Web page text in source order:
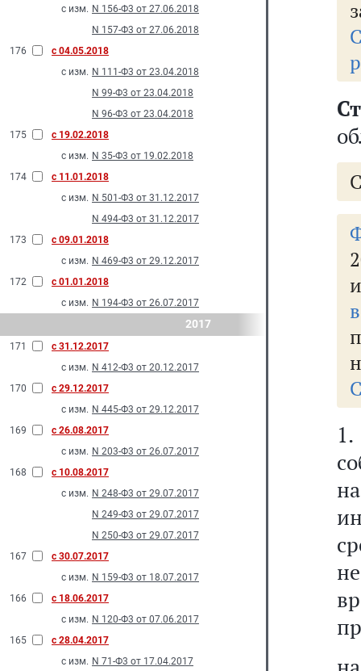
с изм. N 156-Ф3 от 27.06.2018
N 157-Ф3 от 27.06.2018
176
с 04.05.2018
с изм. N 111-Ф3 от 23.04.2018
N 99-Ф3 от 23.04.2018
N 96-Ф3 от 23.04.2018
175
с 19.02.2018
с изм. N 35-Ф3 от 19.02.2018
174
с 11.01.2018
с изм. N 501-Ф3 от 31.12.2017
N 494-Ф3 от 31.12.2017
173
с 09.01.2018
с изм. N 469-Ф3 от 29.12.2017
172
с 01.01.2018
с изм. N 194-Ф3 от 26.07.2017
2017
171
с 31.12.2017
с изм. N 412-Ф3 от 20.12.2017
170
с 29.12.2017
с изм. N 445-Ф3 от 29.12.2017
169
с 26.08.2017
с изм. N 203-Ф3 от 26.07.2017
168
с 10.08.2017
с изм. N 248-Ф3 от 29.07.2017
N 249-Ф3 от 29.07.2017
N 250-Ф3 от 29.07.2017
167
с 30.07.2017
с изм. N 159-Ф3 от 18.07.2017
166
с 18.06.2017
с изм. N 120-Ф3 от 07.06.2017
165
с 28.04.2017
с изм. N 71-Ф3 от 17.04.2017